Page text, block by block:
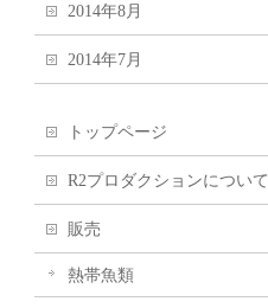
2014年8月
2014年7月
トップページ
R2プロダクションについて
販売
熱帯魚類